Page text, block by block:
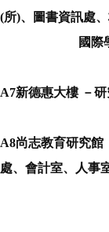
(所)、圖書資訊處
國際學院、
A7新德惠大樓 －
A8尚志教育研究館
處、會計室、人事